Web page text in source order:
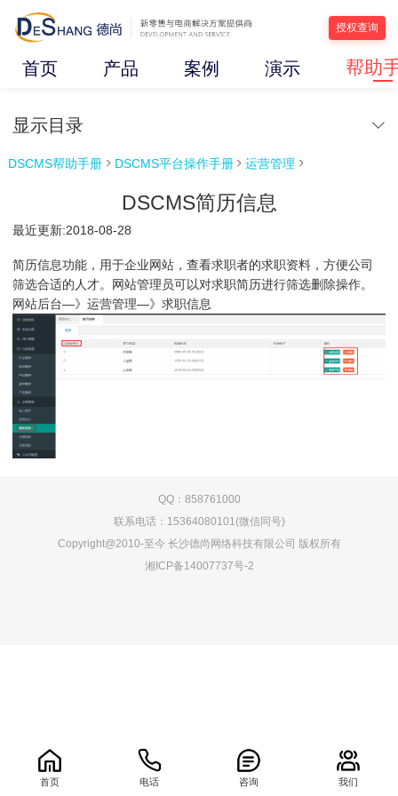
授权查询
首页 产品 案例 演示 帮助
显示目录
DSCMS帮助手册  DSCMS平台操作手册  运营管理 
DSCMS简历信息
最近更新:2018-08-28
简历信息功能，用于企业网站，查看求职者的求职资料，方便公司
筛选合适的人才。网站管理员可以对求职简历进行筛选删除操作。
网站后台—》运营管理—》求职信息
QQ：858761000
联系电话：15364080101(微信同号)
Copyright@2010-至今 长沙德尚网络科技有限公司 版权所有
湘ICP备14007737号-2
首页 电话 咨询 我们
0.060882s